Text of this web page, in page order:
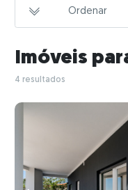
Ordenar
Imóveis
4 resultados